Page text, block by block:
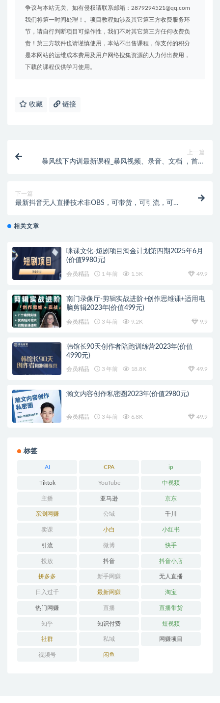
争议与本站无关。如有侵权请联系邮箱：2879294521@qq.com
我们将第一时间处理！。项目教程如涉及其它第三方收费服务环
节，请自行判断项目可操作性，我们不对其它第三方任何收费负
责！第三方软件也请谨慎使用，本站不出售课程，你支付的积分
是本网站的运维成本费用及用户网络搜集资源的人力付出费用，
下载的课程仅供学习使用。
收藏 链接
上一篇
暴风线下内训最新课程_暴风视频、录音、文档 ，首页
下一篇
最新抖音无人直播技术非OBS，可带货，可引流，可刷
相关文章
咪课文化-短剧项目淘金计划第四期2025年6月
(价值9980元)
会员精品 1 年前 1.5K 49.9
南门录像厅-剪辑实战进阶+创作思维课+适用电
脑剪辑2023年(价值499元)
会员精品 3 年前 9.2K 9.9
韩馆长90天创作者陪跑训练营2023年(价值
4990元)
会员精品 3 年前 18.8K 49.9
瀚文内容创作私密圈2023年(价值2980元)
会员精品 3 年前 6.8K 49.9
标签
AI CPA ip
Tiktok YouTube 中视频
主播 亚马逊 京东
亲测网赚 公域 千川
卖课 小白 小红书
引流 微博 快手
投放 抖音 抖音小店
拼多多 新手网赚 无人直播
日入过千 最新网赚 淘宝
热门网赚 直播 直播带货
知乎 知识付费 短视频
社群 私域 网赚项目
视频号 闲鱼